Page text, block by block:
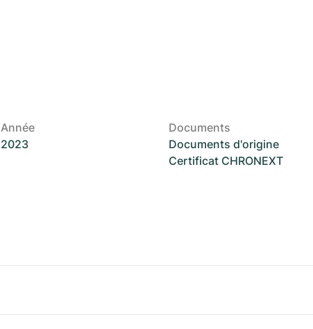
Année
2023
Documents
Documents d'origine
Certificat CHRONEXT